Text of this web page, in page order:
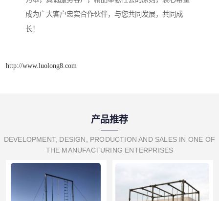
成为广大客户忠实合作伙伴，与您共同发展，共同成
长！
http://www.luolong8.com
产品推荐
DEVELOPMENT, DESIGN, PRODUCTION AND SALES IN ONE OF
THE MANUFACTURING ENTERPRISES